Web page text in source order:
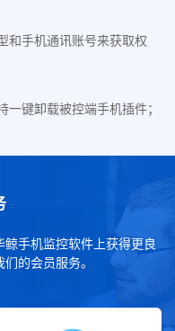
和手机通讯账号来获取权
键卸载被控端手机插件；
手机监控软件上获得更良
的会员服务。